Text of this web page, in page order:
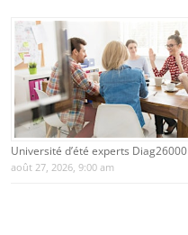
Université d’été experts Diag26000
août 27, 2026, 9:00 am